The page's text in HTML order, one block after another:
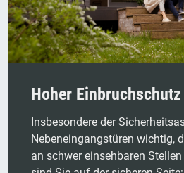
Hoher
Insbesondere der
Nebeneingangstüren wichtig,
an schwer einsehbaren